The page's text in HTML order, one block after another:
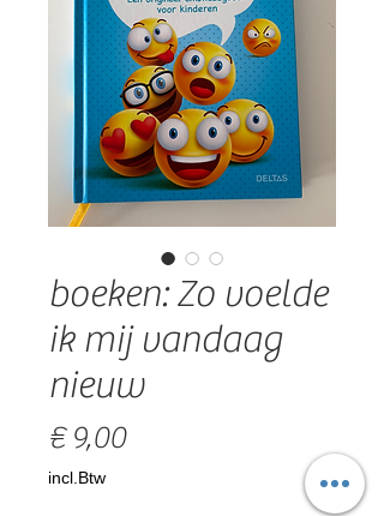
boeken: Zo voelde
ik mij vandaag
nieuw
€ 9,00Prijs
incl.Btw